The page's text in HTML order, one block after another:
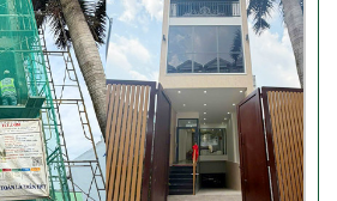
Thi công móng nhà có sàn
vượt nhịp tại Hóc Môn